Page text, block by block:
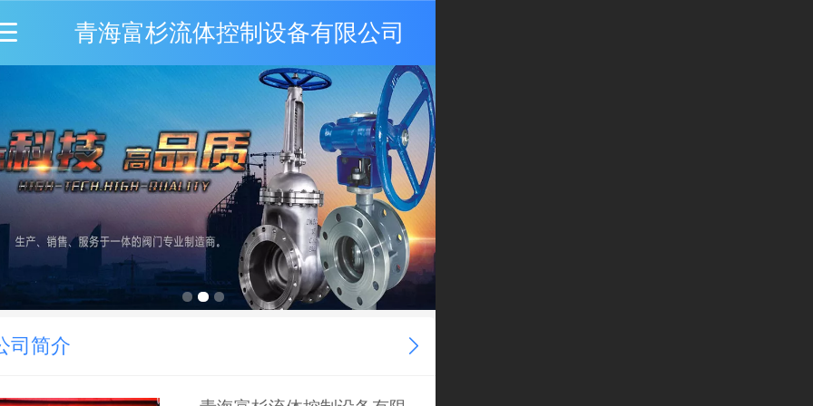
青海富杉流体控制设备有限公司
司简介